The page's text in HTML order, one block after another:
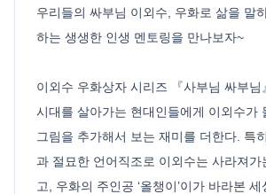
우리들의 싸부님 이외수, 우화로 삶을 말
하는 생생한 인생 멘토링을 만나보자~
이외수 우화상자 시리즈 『사부님 싸부
시대를 살아가는 현대인들에게 이외수가
그림을 추가해서 보는 재미를 더한다. 특
과 절묘한 언어직조로 이외수는 사라져가
고, 우화의 주인공 ‘올챙이’이가 바라본